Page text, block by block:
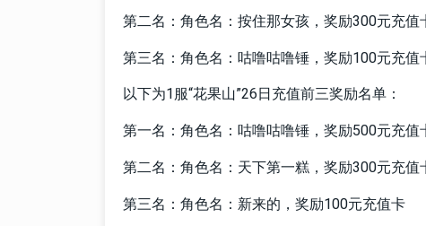
第二名：角色名：按住那女孩，奖励300元充值
第三名：角色名：咕噜咕噜锤，奖励100元充值
以下为1服“花果山”26日充值前三奖励名单：
第一名：角色名：咕噜咕噜锤，奖励500元充值
第二名：角色名：天下第一糕，奖励300元充值
第三名：角色名：新来的，奖励100元充值卡